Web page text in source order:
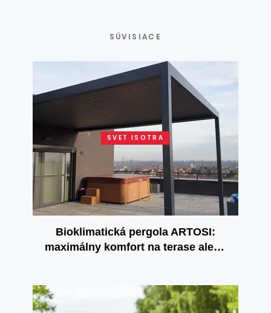
SÚVISIACE
SVET ISOTRA
Bioklimatická pergola ARTOSI:
maximálny komfort na terase alebo